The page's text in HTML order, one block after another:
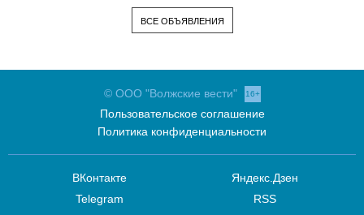
ВСЕ ОБЪЯВЛЕНИЯ
© ООО "Волжские вести" 16+
Пользовательское соглашение
Политика конфиденциальности
ВКонтакте
Telegram
Яндекс.Дзен
RSS